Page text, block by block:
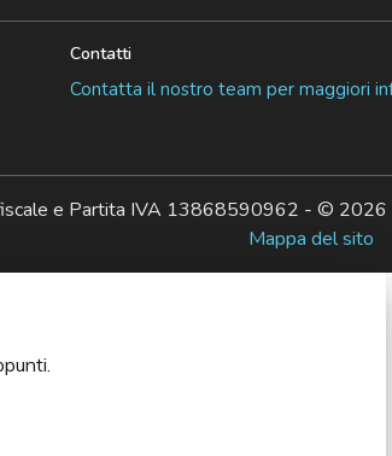
Contatti
Contatta il nostro team per maggiori
e Partita IVA 13868590962 - © 2026
Mappa del sito